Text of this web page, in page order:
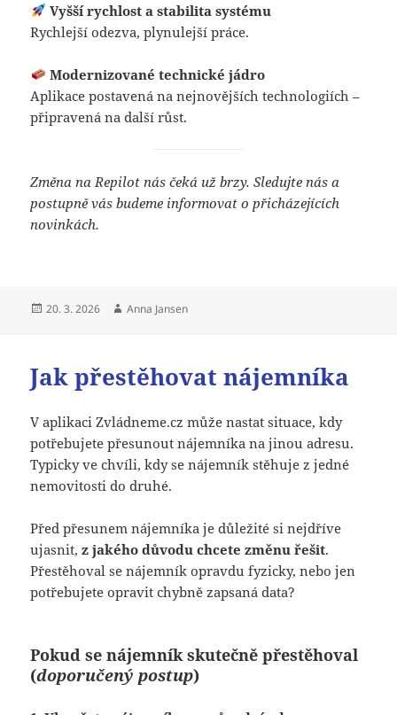
Vyšší rychlost a stabilita systému
Rychlejší odezva, plynulejší práce.
Modernizované technické jádro
Aplikace postavená na nejnovějších technologiích –
připravená na další růst.
Změna na Repilot nás čeká už brzy. Sledujte nás a
postupně vás budeme informovat o přicházejících
novinkách.
Publikováno:
20. 3. 2026 Autor:
Anna Jansen
Jak přestěhovat nájemníka
V aplikaci Zvládneme.cz může nastat situace, kdy
potřebujete přesunout nájemníka na jinou adresu.
Typicky ve chvíli, kdy se nájemník stěhuje z jedné
nemovitosti do druhé.
Před přesunem nájemníka je důležité si nejdříve
ujasnit,z jakého důvodu chcete změnu řešit.
Přestěhoval se nájemník opravdu fyzicky, nebo jen
potřebujete opravit chybně zapsaná data?
Pokud se nájemník skutečně přestěhoval
(doporučený postup)